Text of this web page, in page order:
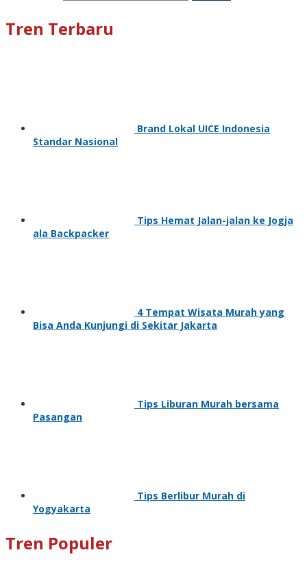
Tren Terbaru
Brand Lokal UICE Indonesia
Standar Nasional
Tips Hemat Jalan-jalan ke Jogja
ala Backpacker
4 Tempat Wisata Murah yang
Bisa Anda Kunjungi di Sekitar Jakarta
Tips Liburan Murah bersama
Pasangan
Tips Berlibur Murah di
Yogyakarta
Tren Populer